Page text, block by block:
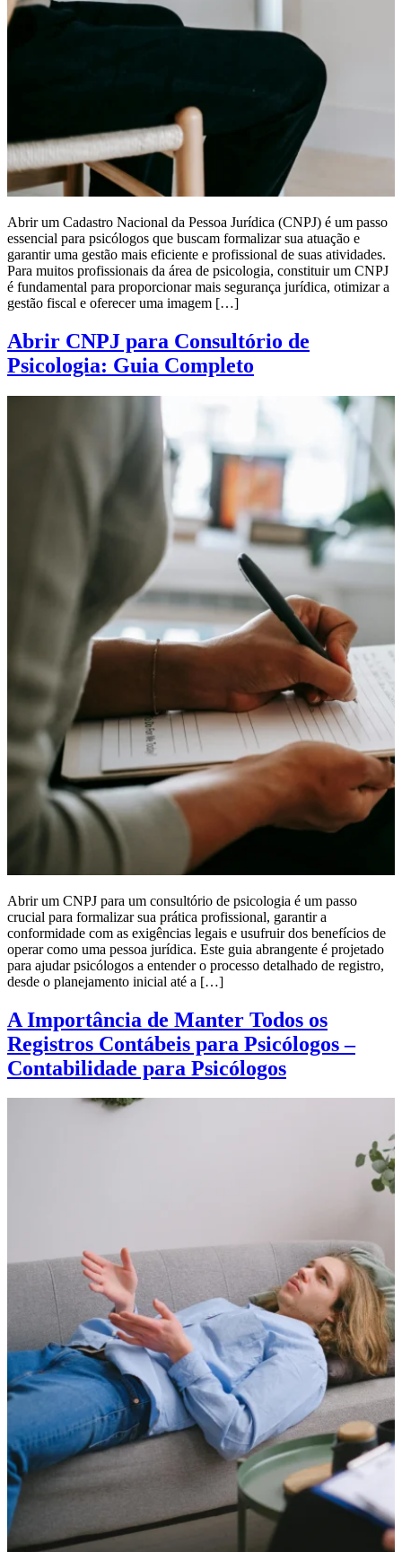
Abrir um Cadastro Nacional da Pessoa Jurídica (CNPJ) é um passo
essencial para psicólogos que buscam formalizar sua atuação e
garantir uma gestão mais eficiente e profissional de suas atividades.
Para muitos profissionais da área de psicologia, constituir um CNPJ
é fundamental para proporcionar mais segurança jurídica, otimizar a
gestão fiscal e oferecer uma imagem […]
Abrir CNPJ para Consultório de
Psicologia: Guia Completo
Abrir um CNPJ para um consultório de psicologia é um passo
crucial para formalizar sua prática profissional, garantir a
conformidade com as exigências legais e usufruir dos benefícios de
operar como uma pessoa jurídica. Este guia abrangente é projetado
para ajudar psicólogos a entender o processo detalhado de registro,
desde o planejamento inicial até a […]
A Importância de Manter Todos os
Registros Contábeis para Psicólogos –
Contabilidade para Psicólogos